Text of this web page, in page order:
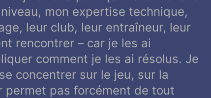
mon expertise technique,
leur club, leur entraîneur, leur
rencontrer – car je les ai
comment je les ai résolus. Je
concentrer sur le jeu, sur la
permet pas forcément de tout